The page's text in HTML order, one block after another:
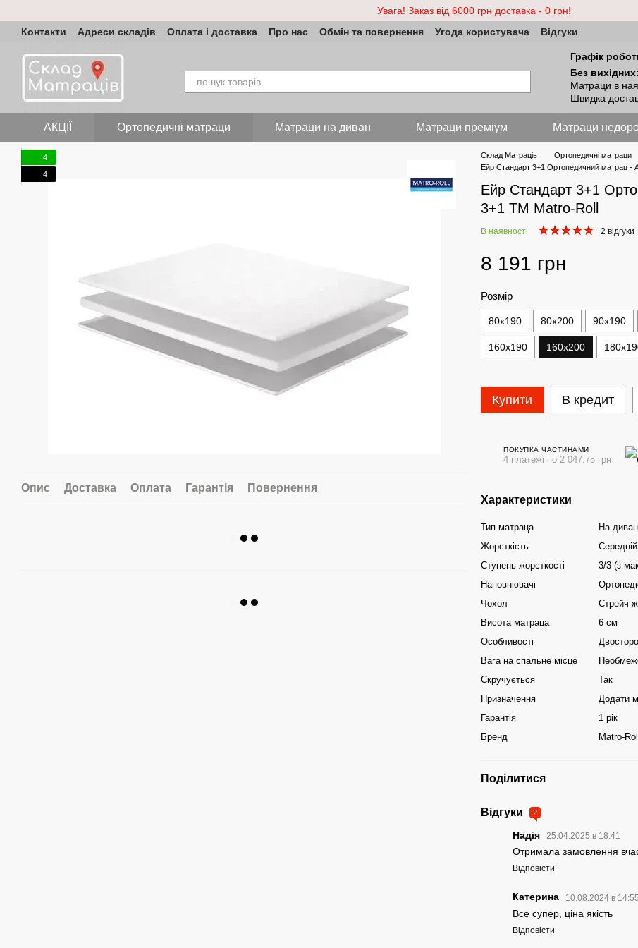
Увага! Заказ від 6000 грн доставка - 0 грн!
Контакти
Адреси складів Оплата і доставка Про нас Обмін та повернення Угода користувача Відгуки
Графік
Без вихідних:
Матраци в
Швидка
АКЦІЇ Ортопедичні матраци Матраци на диван Матраци преміум Матраци
4
4
Опис Доставка Оплата Гарантія Повернення
Склад Матраців Ортопедичні матраци
Ейр Стандарт 3+1 Ортопедичний матрац -
Ейр Стандарт 3+1
3+1 ТМ Matro-Roll
В наявності 2 відгуки
8 191 грн
Розмір
80х190 80х200 90х190
160х190 160х200
Купити В кредит
ПОКУПКА ЧАСТИНАМИ
4 платежі по 2 047.75 грн
Характеристики
Тип матраца
На
Жорсткість
Середній
Ступень жорсткості
3/3 (з
Наповнювачі
Чохол
Стрейч-
Висота матраца
6 см
Особливості
Вага на спальне місце
Скручується
Так
Призначення
Додати
Гарантія
1 рік
Бренд
Matro-Roll
Поділитися
Відгуки 2
Надія 25.04.2025 в 18:41
Отримала замовлення
Відповісти
Катерина 10.08.2024 в 14:55
Все супер, ціна якість
Відповісти